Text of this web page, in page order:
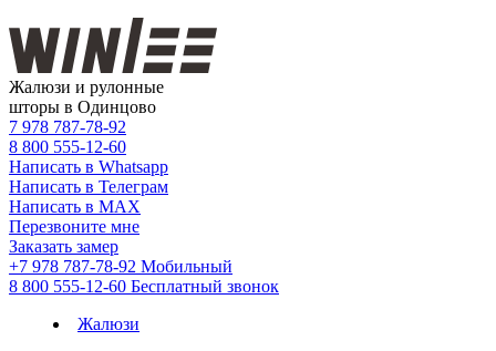
Жалюзи и рулонные
шторы в Одинцово
7 978 787-78-92
8 800 555-12-60
Написать в Whatsapp
Написать в Телеграм
Написать в MAX
Перезвоните мне
Заказать замер
+7 978 787-78-92 Мобильный
8 800 555-12-60 Бесплатный звонок
Жалюзи